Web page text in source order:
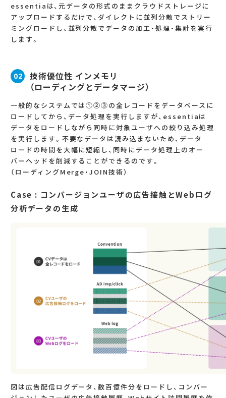
essentiaは、元データの形式のままクラウドストレージに
アップロードするだけで、ダイレクトに並列分散でストリー
ミングロードし、並列分散でデータの加工・処理・集計を実行
します。
02
技術優位性 インメモリ
（ローディングとデータマージ）
一般的なシステムでは①②③の全レコードをデータベースに
ロードしてから、データ処理を実行しますが、essentiaは
データをロードしながら同時に対象ユーザへの絞り込み処理
を実行します。不要なデータは読み込まないため、データ
ロードの時間を大幅に短縮し、同時にデータ処理上のオー
バーヘッドを削減することができるのです。
（ローディングMerge・JOIN技術）
Case : コンバージョンユーザの広告接触とWebログ
分析データの生成
図は広告配信ログデータ、数百億件分をロードし、コンバー